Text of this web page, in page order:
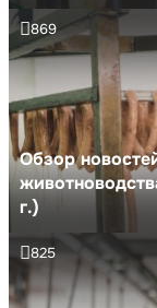
Обзор
г.)
869
825